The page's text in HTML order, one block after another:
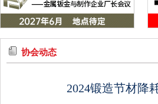
协会动态
2024锻造节材降